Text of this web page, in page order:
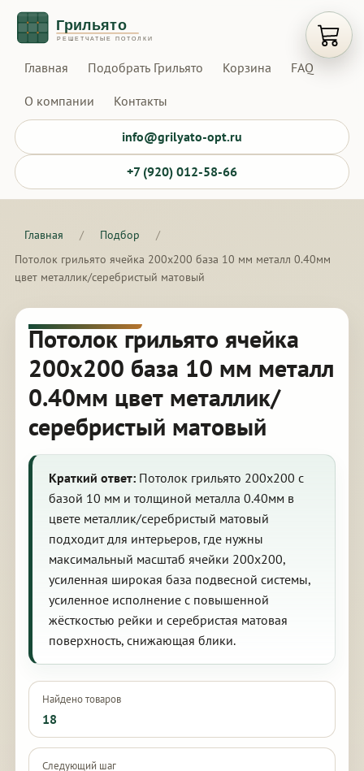
Главная Подобрать Грильято Корзина FAQ
О компании Контакты
info@grilyato-opt.ru
+7 (920) 012-58-66
Главная / Подбор
/
Потолок грильято ячейка 200х200 база 10 мм металл 0.40мм
цвет металлик/серебристый матовый
Потолок грильято ячейка
200х200 база 10 мм металл
0.40мм цвет металлик/
серебристый матовый
Краткий ответ:Потолок грильято 200х200 с
базой 10 мм и толщиной металла 0.40мм в
цвете металлик/серебристый матовый
подходит для интерьеров, где нужны
максимальный масштаб ячейки 200х200,
усиленная широкая база подвесной системы,
усиленное исполнение с повышенной
жёсткостью рейки и серебристая матовая
поверхность, снижающая блики.
Найдено товаров
18
Следующий шаг